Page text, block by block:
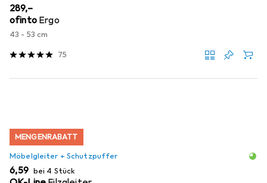
EUR
289,–
ofinto Ergo
43 - 53 cm
75
MENGENRABATT
Möbelgleiter + Schutzpuffer
EUR
6,59 bei 4 Stück